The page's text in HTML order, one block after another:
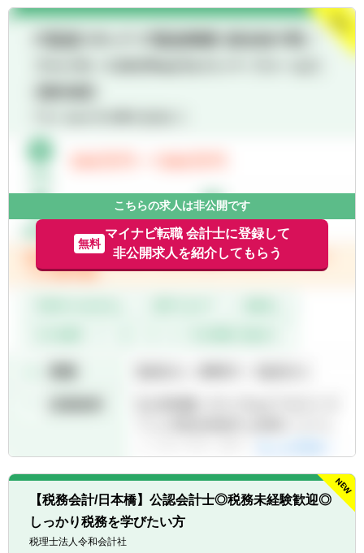
【同社で働くポイント】
・大手・上場企業の税務を経験することがで
て携わることができます。
こちらの求人は非公開です
無料
マイナビ転職 会計士に登録して
非公開求人を紹介してもらう
【税務会計/日本橋】公認会計士◎税務未経験歓迎◎
しっかり税務を学びたい方
税理士法人令和会計社